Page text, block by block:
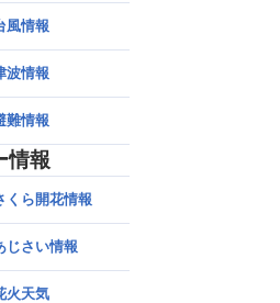
風情報
波情報
難情報
情報
くら開花情報
じさい情報
火天気